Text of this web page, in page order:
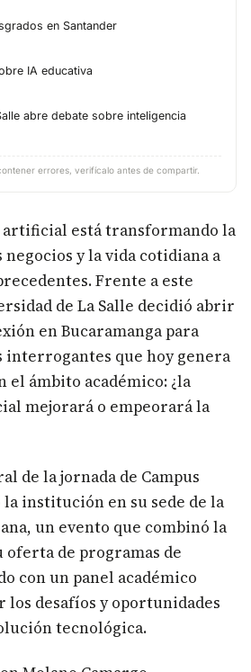
en Santander
IA educativa
abre debate sobre inteligencia
errores, verifícalo antes de compartir.
está transformando la
negocios y la vida cotidiana a
Frente a este
de La Salle decidió abrir
en Bucaramanga para
interrogantes que hoy genera
el ámbito académico: ¿la
mejorará o empeorará la
de la jornada de Campus
institución en su sede de la
un evento que combinó la
oferta de programas de
con un panel académico
los desafíos y oportunidades
tecnológica.